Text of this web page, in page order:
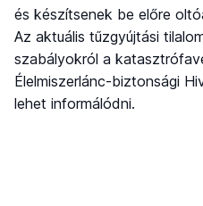
és készítsenek be előre
Az aktuális tűzgyújtási
szabályokról a
Élelmiszerlánc-biztonsági
lehet informálódni.